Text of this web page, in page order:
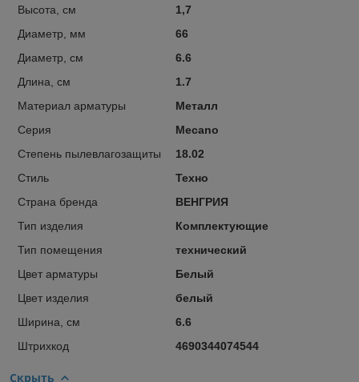
Высота, см
1,7
Диаметр, мм
66
Диаметр, см
6.6
Длина, см
1.7
Материал арматуры
Металл
Серия
Mecano
Степень пылевлагозащиты
18.02
Стиль
Техно
Страна бренда
ВЕНГРИЯ
Тип изделия
Комплектующие
Тип помещения
технический
Цвет арматуры
Белый
Цвет изделия
белый
Ширина, см
6.6
Штрихкод
4690344074544
Скрыть